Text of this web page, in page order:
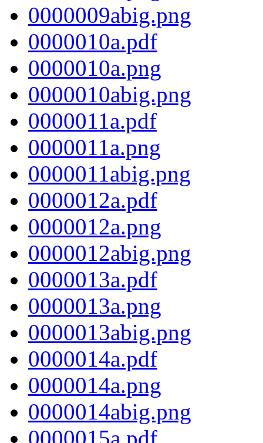
0000009abig.png
0000010a.pdf
0000010a.png
0000010abig.png
0000011a.pdf
0000011a.png
0000011abig.png
0000012a.pdf
0000012a.png
0000012abig.png
0000013a.pdf
0000013a.png
0000013abig.png
0000014a.pdf
0000014a.png
0000014abig.png